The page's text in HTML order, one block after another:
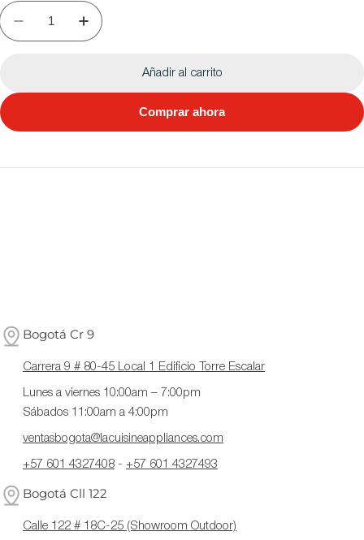
Añadir al carrito
Comprar ahora
Bogotá Cr 9
Carrera 9 # 80-45 Local 1 Edificio Torre Escalar
Lunes a viernes 10:00am – 7:00pm
Sábados 11:00am a 4:00pm
ventasbogota@lacuisineappliances.com
+57 601 4327408 - +57 601 4327493
Bogotá Cll 122
Calle 122 # 18C-25 (Showroom Outdoor)